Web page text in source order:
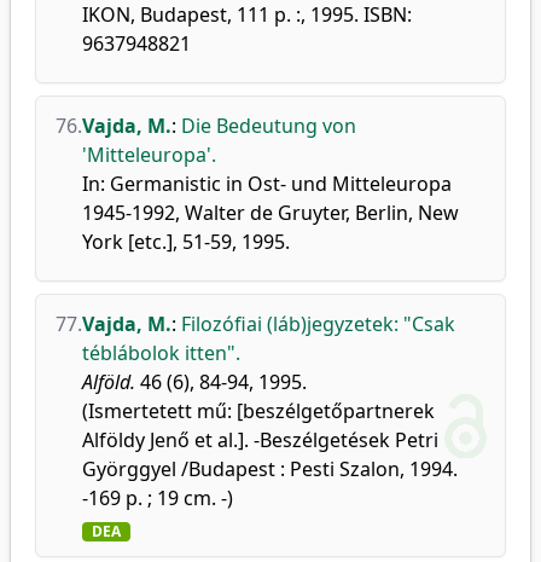
IKON, Budapest, 111 p. :, 1995. ISBN:
9637948821
76.Vajda, M.: Die Bedeutung von
'Mitteleuropa'.
In: Germanistic in Ost- und Mitteleuropa
1945-1992, Walter de Gruyter, Berlin, New
York [etc.], 51-59, 1995.
77.Vajda, M.: Filozófiai (láb)jegyzetek: "Csak
téblábolok itten".
Alföld. 46 (6), 84-94, 1995.
(Ismertetett mű: [beszélgetőpartnerek
Alföldy Jenő et al.]. -Beszélgetések Petri
Györggyel /Budapest : Pesti Szalon, 1994.
-169 p. ; 19 cm. -)
DEA